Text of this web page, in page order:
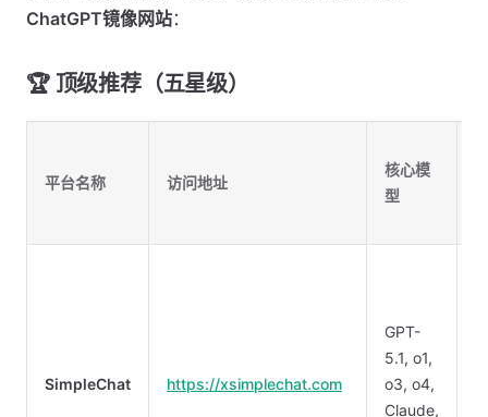
ChatGPT镜像网站：
🏆 顶级推荐（五星级）
平台名称 访问地址
核心模
型
SimpleChat https://xsimplechat.com
GPT-
5.1, o1,
o3, o4,
Claude,